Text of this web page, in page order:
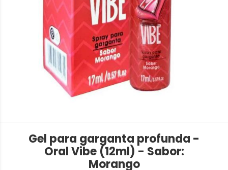
Gel para garganta profunda -
Oral Vibe (12ml) - Sabor:
Morango